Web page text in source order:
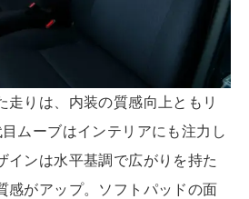
走りは、内装の質感向上ともリ
ムーブはインテリアにも注力し
インは水平基調で広がりを持た
感がアップ。ソフトパッドの面